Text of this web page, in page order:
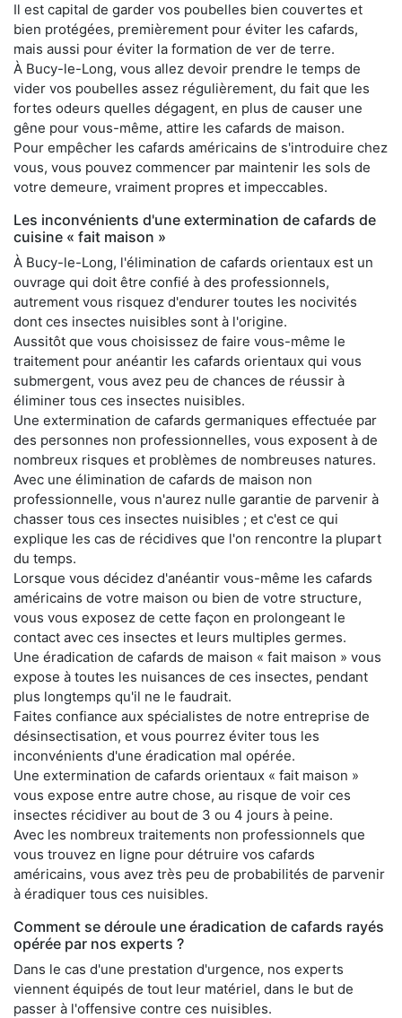
Il est capital de garder vos poubelles bien couvertes et
bien protégées, premièrement pour éviter les cafards,
mais aussi pour éviter la formation de ver de terre.
À Bucy-le-Long, vous allez devoir prendre le temps de
vider vos poubelles assez régulièrement, du fait que les
fortes odeurs quelles dégagent, en plus de causer une
gêne pour vous-même, attire les cafards de maison.
Pour empêcher les cafards américains de s'introduire chez
vous, vous pouvez commencer par maintenir les sols de
votre demeure, vraiment propres et impeccables.
Les inconvénients d'une extermination de cafards de
cuisine « fait maison »
À Bucy-le-Long, l'élimination de cafards orientaux est un
ouvrage qui doit être confié à des professionnels,
autrement vous risquez d'endurer toutes les nocivités
dont ces insectes nuisibles sont à l'origine.
Aussitôt que vous choisissez de faire vous-même le
traitement pour anéantir les cafards orientaux qui vous
submergent, vous avez peu de chances de réussir à
éliminer tous ces insectes nuisibles.
Une extermination de cafards germaniques effectuée par
des personnes non professionnelles, vous exposent à de
nombreux risques et problèmes de nombreuses natures.
Avec une élimination de cafards de maison non
professionnelle, vous n'aurez nulle garantie de parvenir à
chasser tous ces insectes nuisibles ; et c'est ce qui
explique les cas de récidives que l'on rencontre la plupart
du temps.
Lorsque vous décidez d'anéantir vous-même les cafards
américains de votre maison ou bien de votre structure,
vous vous exposez de cette façon en prolongeant le
contact avec ces insectes et leurs multiples germes.
Une éradication de cafards de maison « fait maison » vous
expose à toutes les nuisances de ces insectes, pendant
plus longtemps qu'il ne le faudrait.
Faites confiance aux spécialistes de notre entreprise de
désinsectisation, et vous pourrez éviter tous les
inconvénients d'une éradication mal opérée.
Une extermination de cafards orientaux « fait maison »
vous expose entre autre chose, au risque de voir ces
insectes récidiver au bout de 3 ou 4 jours à peine.
Avec les nombreux traitements non professionnels que
vous trouvez en ligne pour détruire vos cafards
américains, vous avez très peu de probabilités de parvenir
à éradiquer tous ces nuisibles.
Comment se déroule une éradication de cafards rayés
opérée par nos experts ?
Dans le cas d'une prestation d'urgence, nos experts
viennent équipés de tout leur matériel, dans le but de
passer à l'offensive contre ces nuisibles.